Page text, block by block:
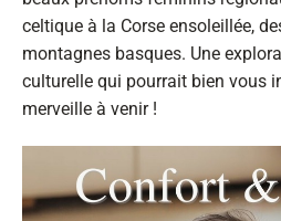
celtique à la Corse ensoleillée,
montagnes basques. Une
culturelle qui pourrait bien vous
merveille à venir !